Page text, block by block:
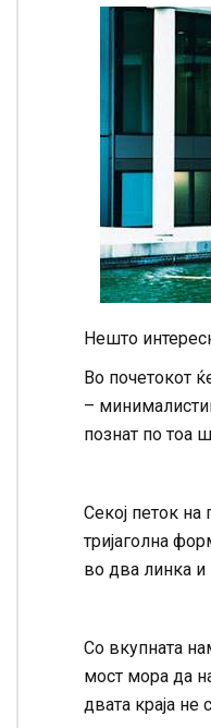
Нешто
Во почетокот
–
познат по тоа
Секој петок
тријаголна
во два линка и
Со вкупната
мост мора да
двата краја не